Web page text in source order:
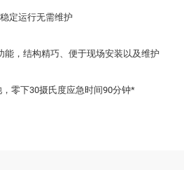
定运行无需维护
能，结构精巧、便于现场安装以及维护
零下30摄氏度应急时间90分钟*